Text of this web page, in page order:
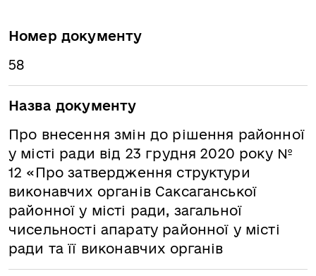
Номер документу
58
Назва документу
Про внесення змін до рішення районної
у місті ради від 23 грудня 2020 року №
12 «Про затвердження структури
виконавчих органів Саксаганської
районної у місті ради, загальної
чисельності апарату районної у місті
ради та її виконавчих органів